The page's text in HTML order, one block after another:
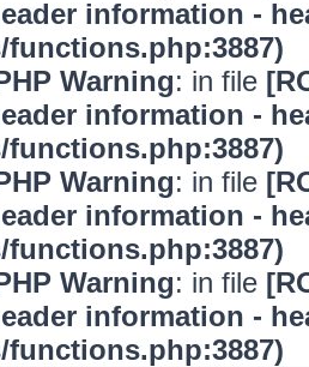
information -
Warning: in file
information -
Warning: in file
information -
Warning: in file
information -